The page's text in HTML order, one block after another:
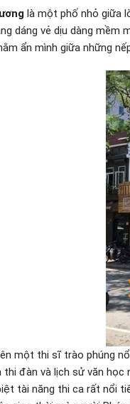
là một phố nhỏ giữa
dáng vẻ dịu dàng mềm
ẩn mình giữa những
một thi sĩ trào phúng
thi đàn và lịch sử văn
tài năng thi ca rất nổi